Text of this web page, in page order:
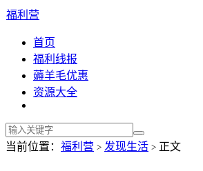
福利营
首页
福利线报
薅羊毛优惠
资源大全
当前位置： 福利营 > 发现生活 > 正文